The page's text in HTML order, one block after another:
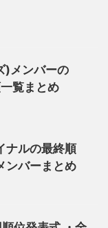
)メンバーの
覧まとめ
ナルの最終順
ンバーまとめ